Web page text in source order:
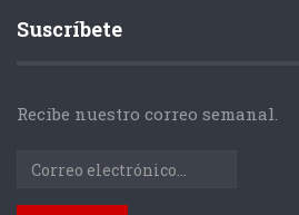
Suscríbete
Recibe nuestro correo semanal.